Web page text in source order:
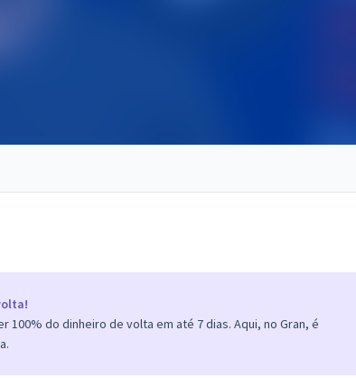
do dinheiro de volta em até 7 dias. Aqui, no Gran, é